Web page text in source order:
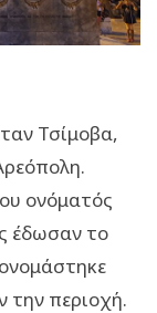
Τσίμοβα,
ονόματός
έδωσαν το
την περιοχή.